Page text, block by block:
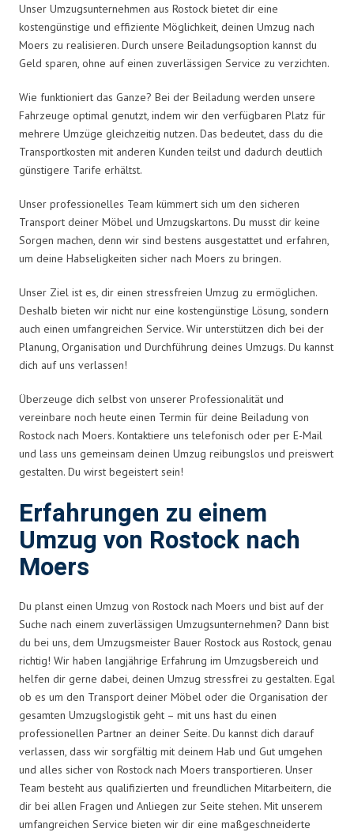
Unser Umzugsunternehmen aus Rostock bietet dir eine
kostengünstige und effiziente Möglichkeit, deinen Umzug nach
Moers zu realisieren. Durch unsere Beiladungsoption kannst du
Geld sparen, ohne auf einen zuverlässigen Service zu verzichten.
Wie funktioniert das Ganze? Bei der Beiladung werden unsere
Fahrzeuge optimal genutzt, indem wir den verfügbaren Platz für
mehrere Umzüge gleichzeitig nutzen. Das bedeutet, dass du die
Transportkosten mit anderen Kunden teilst und dadurch deutlich
günstigere Tarife erhältst.
Unser professionelles Team kümmert sich um den sicheren
Transport deiner Möbel und Umzugskartons. Du musst dir keine
Sorgen machen, denn wir sind bestens ausgestattet und erfahren,
um deine Habseligkeiten sicher nach Moers zu bringen.
Unser Ziel ist es, dir einen stressfreien Umzug zu ermöglichen.
Deshalb bieten wir nicht nur eine kostengünstige Lösung, sondern
auch einen umfangreichen Service. Wir unterstützen dich bei der
Planung, Organisation und Durchführung deines Umzugs. Du kannst
dich auf uns verlassen!
Überzeuge dich selbst von unserer Professionalität und
vereinbare noch heute einen Termin für deine Beiladung von
Rostock nach Moers. Kontaktiere uns telefonisch oder per E-Mail
und lass uns gemeinsam deinen Umzug reibungslos und preiswert
gestalten. Du wirst begeistert sein!
Erfahrungen zu einem
Umzug von Rostock nach
Moers
Du planst einen Umzug von Rostock nach Moers und bist auf der
Suche nach einem zuverlässigen Umzugsunternehmen? Dann bist
du bei uns, dem Umzugsmeister Bauer Rostock aus Rostock, genau
richtig! Wir haben langjährige Erfahrung im Umzugsbereich und
helfen dir gerne dabei, deinen Umzug stressfrei zu gestalten. Egal
ob es um den Transport deiner Möbel oder die Organisation der
gesamten Umzugslogistik geht – mit uns hast du einen
professionellen Partner an deiner Seite. Du kannst dich darauf
verlassen, dass wir sorgfältig mit deinem Hab und Gut umgehen
und alles sicher von Rostock nach Moers transportieren. Unser
Team besteht aus qualifizierten und freundlichen Mitarbeitern, die
dir bei allen Fragen und Anliegen zur Seite stehen. Mit unserem
umfangreichen Service bieten wir dir eine maßgeschneiderte